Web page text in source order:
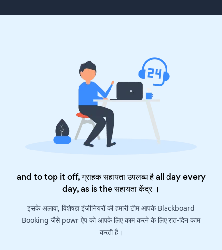
and to top it off, ग्राहक सहायता उपलब्ध है all day every
day, as is theसहायता केंद्र।
इसके अलावा, विशेषज्ञ इंजीनियरों की हमारी टीम आपके Blackboard
Booking जैसे powr ऐप को आपके लिए काम करने के लिए रात-दिन काम
करती है।